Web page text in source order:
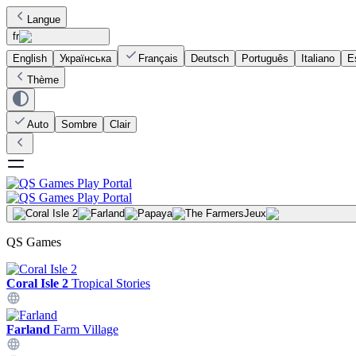
Langue
fr
English
Українська Français Deutsch Português Italiano
Thème
Auto Sombre Clair
Jeux
QS Games
Coral Isle 2 Tropical Stories
Farland Farm Village